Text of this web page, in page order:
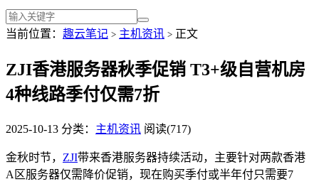
当前位置： 趣云笔记 > 主机资讯 > 正文
ZJI香港服务器秋季促销 T3+级自营机房
4种线路季付仅需7折
2025-10-13 分类： 主机资讯 阅读(717)
金秋时节， ZJI带来香港服务器持续活动，主要针对两款香港
A区服务器仅需降价促销，现在购买季付或半年付只需要7